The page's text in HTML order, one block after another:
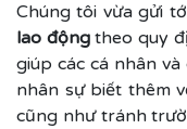
Chúng tôi vừa gửi
lao độngtheo quy
giúp các cá nhân
nhân sự biết thêm
cũng như tránh